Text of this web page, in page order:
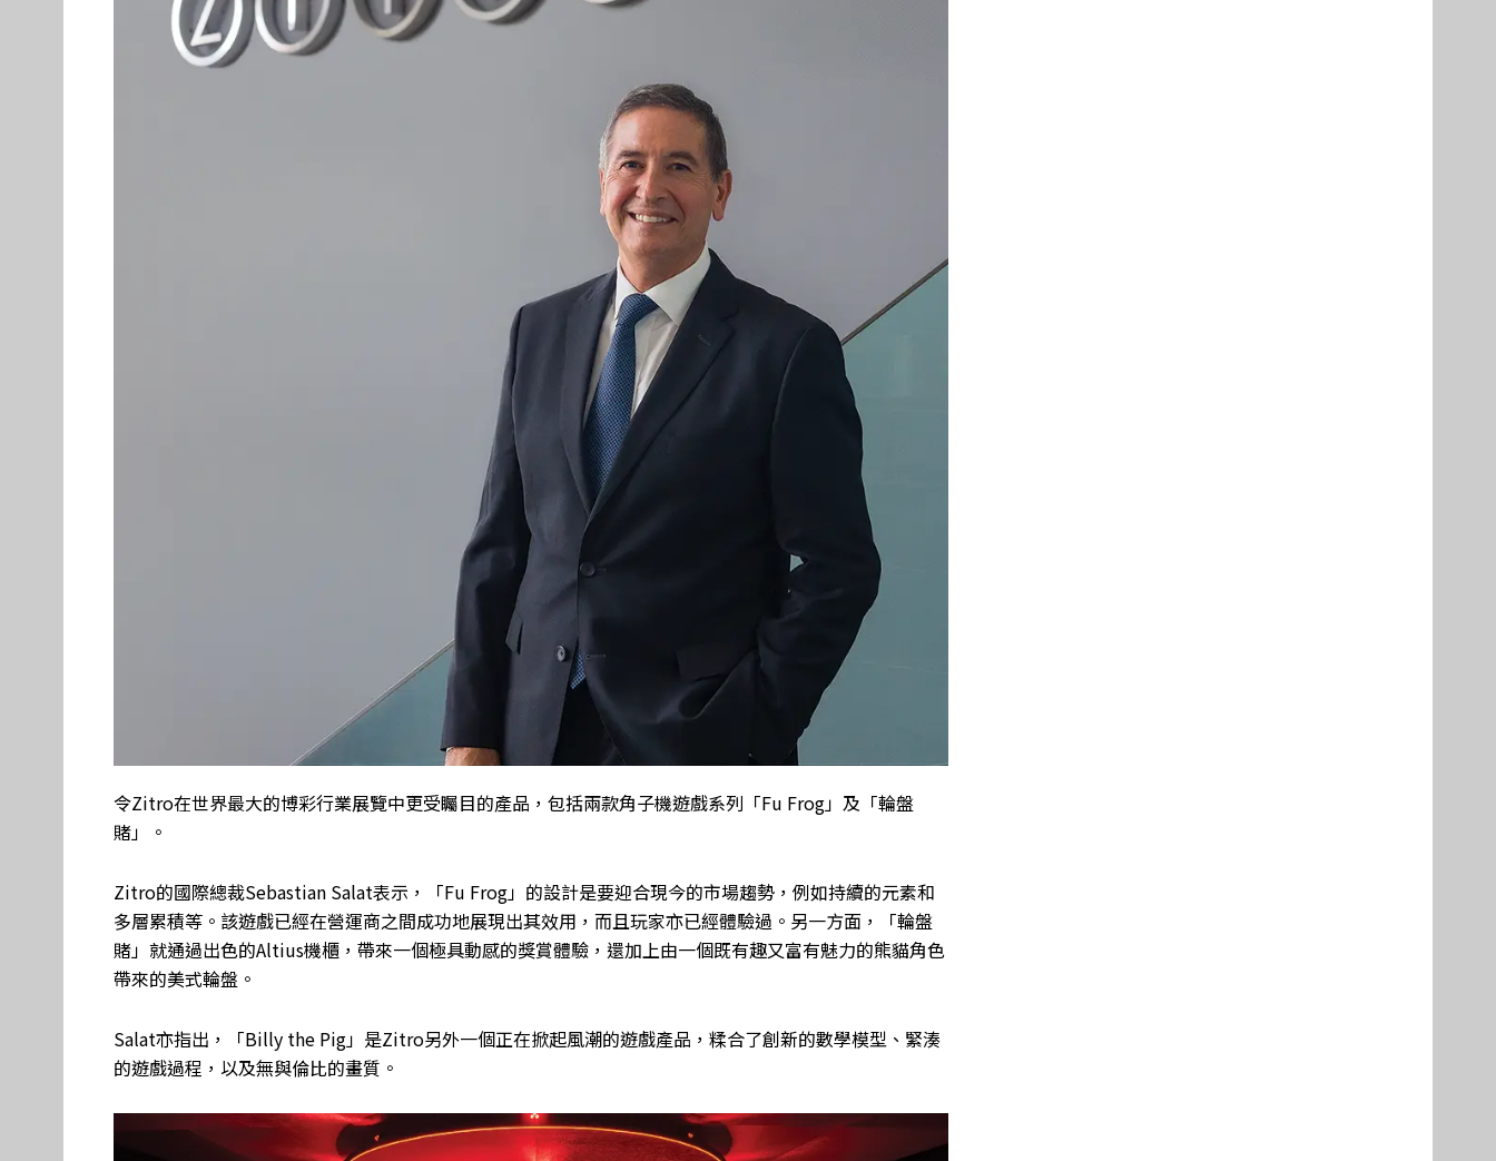
令Zitro在世界最大的博彩行業展覽中更受矚目的產品，包括兩款角子機遊戲系列「Fu Frog」及「輪盤
賭」。
Zitro的國際總裁Sebastian Salat表示，「Fu Frog」的設計是要迎合現今的市場趨勢，例如持續的元素和
多層累積等。該遊戲已經在營運商之間成功地展現出其效用，而且玩家亦已經體驗過。另一方面，「輪盤
賭」就通過出色的Altius機櫃，帶來一個極具動感的獎賞體驗，還加上由一個既有趣又富有魅力的熊貓角色
帶來的美式輪盤。
Salat亦指出，「Billy the Pig」是Zitro另外一個正在掀起風潮的遊戲產品，糅合了創新的數學模型、緊湊
的遊戲過程，以及無與倫比的畫質。